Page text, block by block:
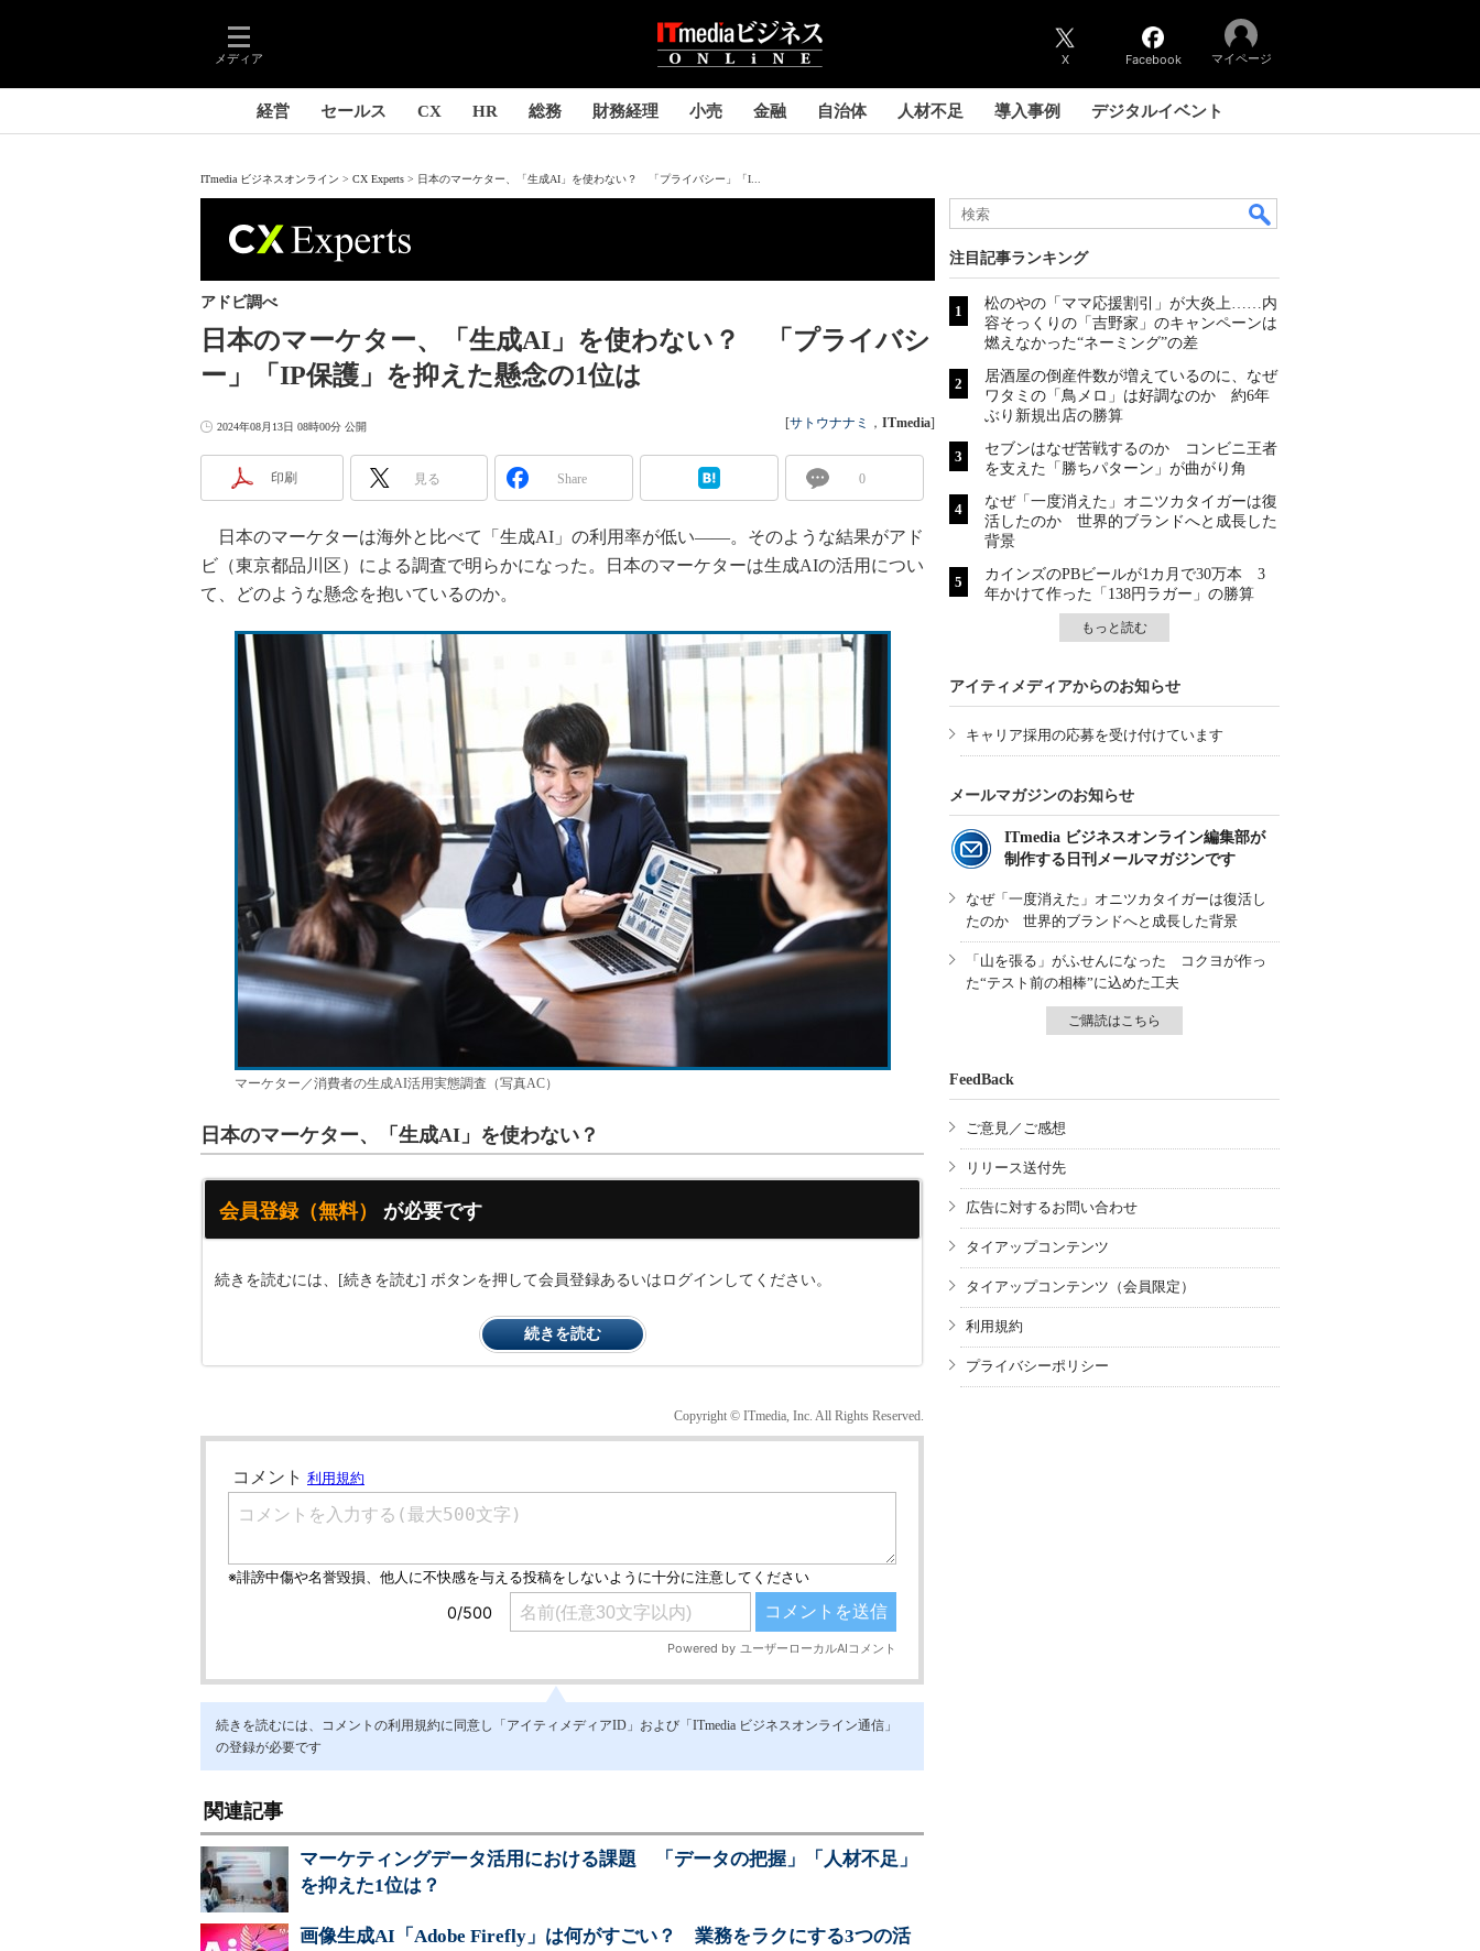
メディア X Facebook マイページ
経営 セールス CX HR 総務 財務経理 小売 金融 自治体 人材不足 導入事例 デジタルイベント
ITmedia ビジネスオンライン CX Experts 日本のマーケター、「生成AI」を使わない？ 「プライバシー」「I...
日本のマーケター、「生成AI」を使わない？ 「プライバシ
ー」「IP保護」を抑えた懸念の1位は
アドビ調べ
2024年08月13日 08時00分 公開 [サトウナナミ ， ITmedia]
印刷 見る Share 0
日本のマーケターは海外と比べて「生成AI」の利用率が低い――。そのような結果がアド
ビ（東京都品川区）による調査で明らかになった。日本のマーケターは生成AIの活用につい
て、どのような懸念を抱いているのか。
マーケター／消費者の生成AI活用実態調査（写真AC）
日本のマーケター、「生成AI」を使わない？
会員登録（無料） が必要です
続きを読むには、[続きを読む] ボタンを押して会員登録あるいはログインしてください。
続きを読む
Copyright © ITmedia, Inc. All Rights Reserved.
続きを読むには、コメントの利用規約に同意し「アイティメディアID」および「ITmedia ビジネスオンライン通信」
の登録が必要です
関連記事
マーケティングデータ活用における課題 「データの把握」「人材不足」
を抑えた1位は？
画像生成AI「Adobe Firefly」は何がすごい？ 業務をラクにする3つの活
注目記事ランキング
松のやの「ママ応援割引」が大炎上……内
容そっくりの「吉野家」のキャンペーンは
燃えなかった“ネーミング”の差
居酒屋の倒産件数が増えているのに、なぜ
ワタミの「鳥メロ」は好調なのか 約6年
ぶり新規出店の勝算
セブンはなぜ苦戦するのか コンビニ王者
を支えた「勝ちパターン」が曲がり角
なぜ「一度消えた」オニツカタイガーは復
活したのか 世界的ブランドへと成長した
背景
カインズのPBビールが1カ月で30万本 3
年かけて作った「138円ラガー」の勝算
もっと読む
アイティメディアからのお知らせ
キャリア採用の応募を受け付けています
メールマガジンのお知らせ
ITmedia ビジネスオンライン編集部が
制作する日刊メールマガジンです
なぜ「一度消えた」オニツカタイガーは復活し
たのか 世界的ブランドへと成長した背景
「山を張る」がふせんになった コクヨが作っ
た“テスト前の相棒”に込めた工夫
ご購読はこちら
FeedBack
ご意見／ご感想
リリース送付先
広告に対するお問い合わせ
タイアップコンテンツ
タイアップコンテンツ（会員限定）
利用規約
プライバシーポリシー